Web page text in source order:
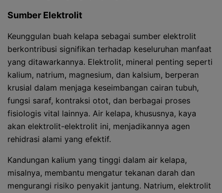
Sumber Elektrolit
Keunggulan buah kelapa sebagai sumber elektrolit
berkontribusi signifikan terhadap keseluruhan manfaat
yang ditawarkannya. Elektrolit, mineral penting seperti
kalium, natrium, magnesium, dan kalsium, berperan
krusial dalam menjaga keseimbangan cairan tubuh,
fungsi saraf, kontraksi otot, dan berbagai proses
fisiologis vital lainnya. Air kelapa, khususnya, kaya
akan elektrolit-elektrolit ini, menjadikannya agen
rehidrasi alami yang efektif.
Kandungan kalium yang tinggi dalam air kelapa,
misalnya, membantu mengatur tekanan darah dan
mengurangi risiko penyakit jantung. Natrium, elektrolit